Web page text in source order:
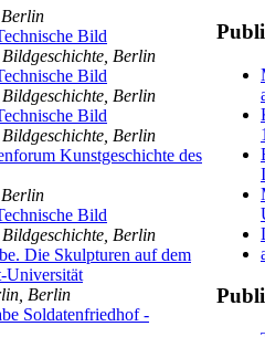
Bild
Berlin
Bild
Berlin
Bild
Berlin
Kunstgeschichte des
Bild
Berlin
Die Skulpturen auf dem
Universität
Berlin
Soldatenfriedhof -